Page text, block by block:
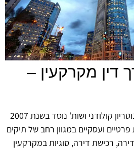
דין מקרקעין –
משרד עורך דין מקרקעין ונוטריון קולודני ושות’ נוסד בשנת 2007
פרטיים ועסקיים במגוון רחב של תיקים
רכישת דירה, סוגיות במקרקעין